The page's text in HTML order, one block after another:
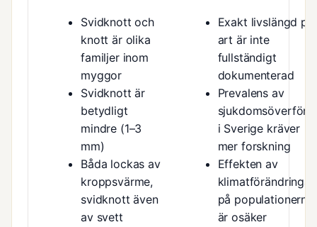
Svidknott och
knott är olika
familjer inom
myggor
Svidknott är
betydligt
mindre (1–3
mm)
Båda lockas av
kroppsvärme,
svidknott även
av svett
Exakt livslängd
art är inte
fullständigt
dokumenterad
Prevalens av
i Sverige kräver
mer forskning
Effekten av
klimatförändringar
på populationerna
är osäker